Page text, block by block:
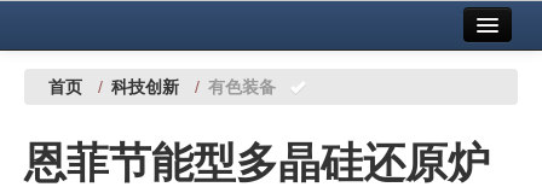
中国有色金属报社主办 广告服务
铜镍铅锌
首页 / 科技创新 / 有色装备
恩菲节能型多晶硅还原炉